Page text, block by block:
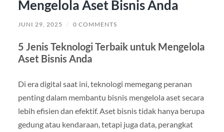
Mengelola Aset Bisnis Anda
JUNI 29, 2025 / 0 COMMENTS
5 Jenis Teknologi Terbaik untuk Mengelola
Aset Bisnis Anda
Di era digital saat ini, teknologi memegang peranan
penting dalam membantu bisnis mengelola aset secara
lebih efisien dan efektif. Aset bisnis tidak hanya berupa
gedung atau kendaraan, tetapi juga data, perangkat